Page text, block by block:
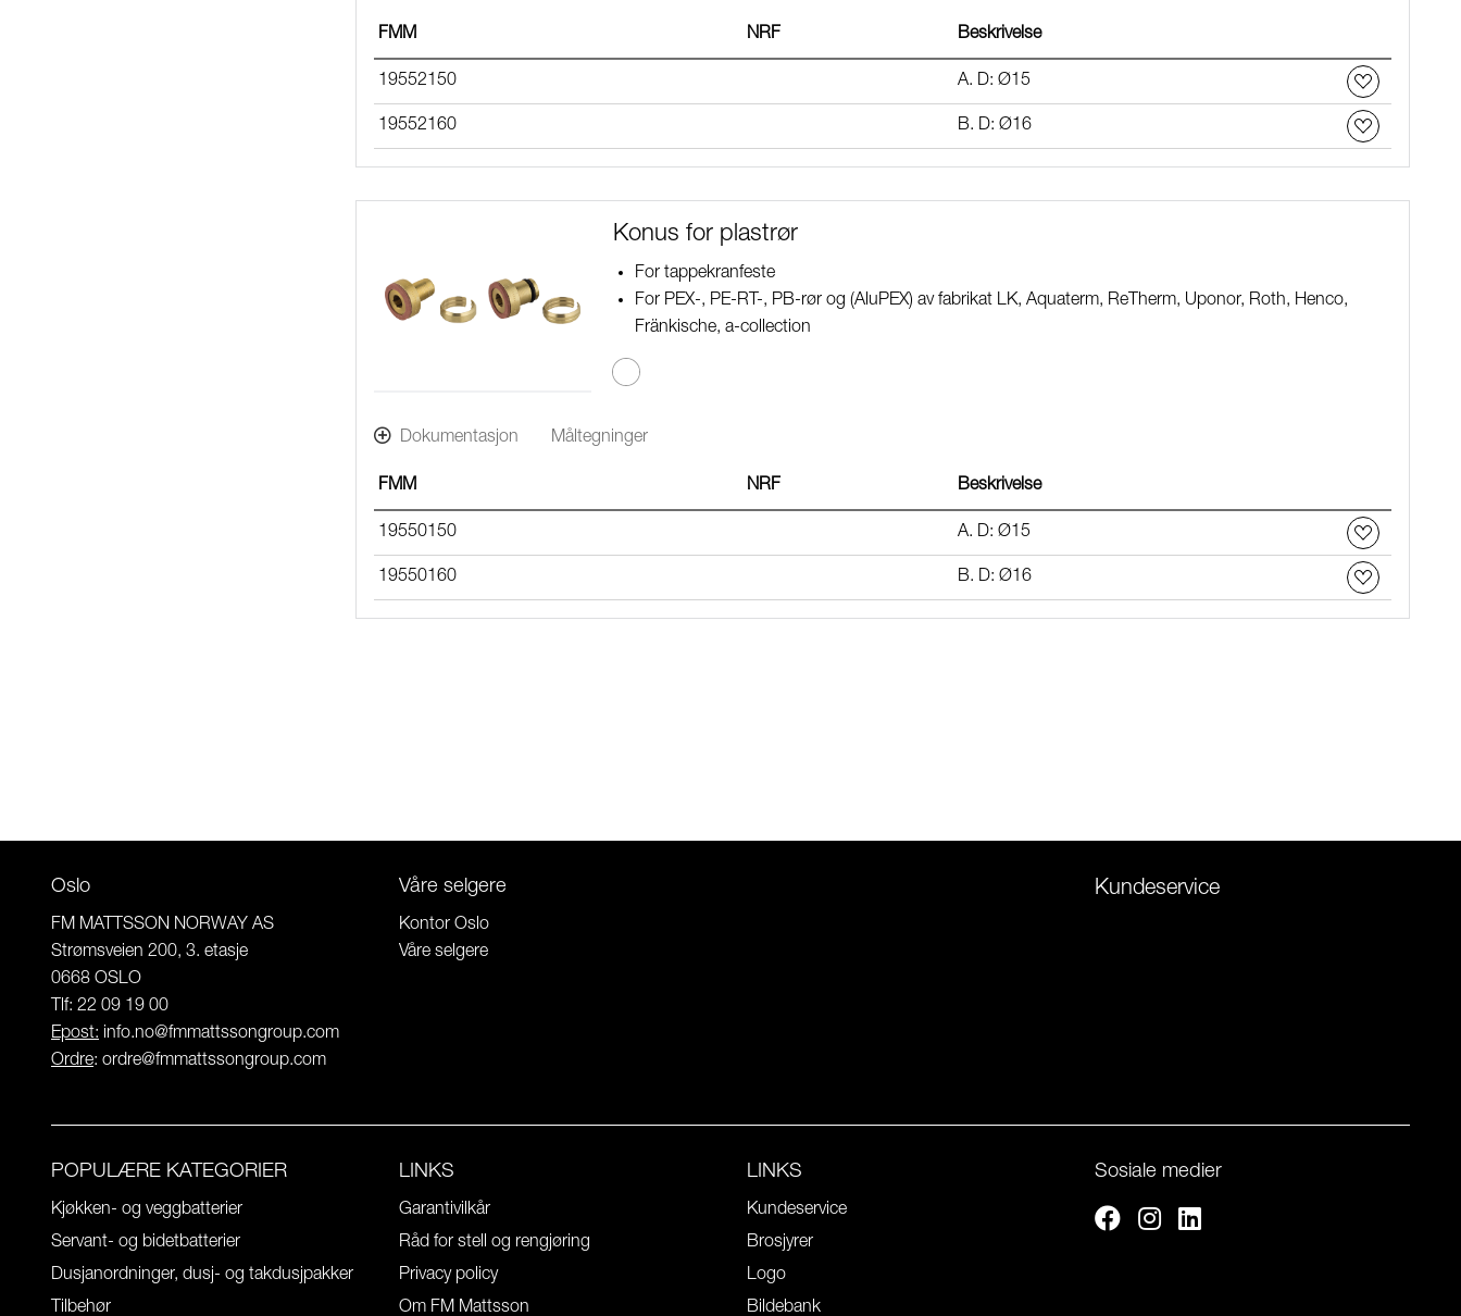
FMM NRF Beskrivelse
19552150 A. D: Ø15
19552160 B. D: Ø16
Konus for plastrør
For tappekranfeste
For PEX-, PE-RT-, PB-rør og (AluPEX) av fabrikat LK, Aquaterm, ReTherm, Uponor, Roth, Henco,
Fränkische, a-collection
Dokumentasjon Måltegninger
FMM NRF Beskrivelse
19550150 A. D: Ø15
19550160 B. D: Ø16
Oslo
FM MATTSSON NORWAY AS
Strømsveien 200, 3. etasje
0668 OSLO
Tlf: 22 09 19 00
Epost: info.no@fmmattssongroup.com
Ordre: ordre@fmmattssongroup.com
Våre selgere
Kontor Oslo
Våre selgere
Kundeservice
POPULÆRE KATEGORIER
Kjøkken- og veggbatterier
Servant- og bidetbatterier
Dusjanordninger, dusj- og takdusjpakker
Tilbehør
LINKS
Garantivilkår
Råd for stell og rengjøring
Privacy policy
Om FM Mattsson
LINKS
Kundeservice
Brosjyrer
Logo
Bildebank
Sosiale medier
FacebookInstagram